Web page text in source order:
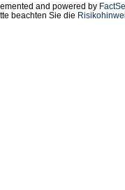
and powered by
beachten Sie die